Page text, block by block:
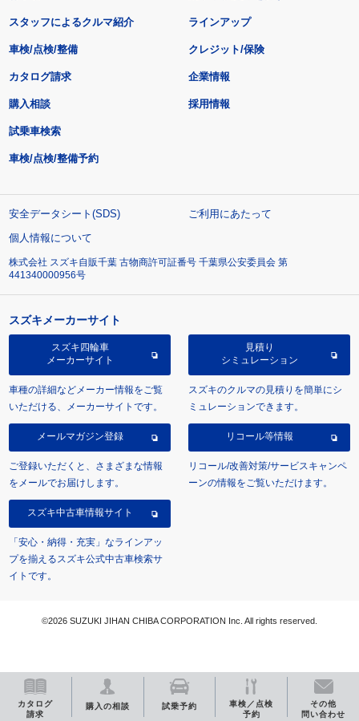
カタログ
請求
購入の相談 試乗予約
車検／点検
予約
その他
問い合わせ
スタッフによるクルマ紹介 ラインアップ
車検/点検/整備 クレジット/保険
カタログ請求
購入相談
試乗車検索
車検/点検/整備予約
企業情報
採用情報
安全データシート(SDS)
ご利用にあたって
個人情報について
株式会社 スズキ自販千葉 古物商許可証番号 千葉県公安委員会 第
441340000956号
スズキメーカーサイト
スズキ四輪車
メーカーサイト
車種の詳細などメーカー情報をご覧
いただける、メーカーサイトです。
見積り
シミュレーション
スズキのクルマの見積りを簡単にシ
ミュレーションできます。
メールマガジン登録
ご登録いただくと、さまざまな情報
をメールでお届けします。
リコール等情報
リコール/改善対策/サービスキャンペ
ーンの情報をご覧いただけます。
スズキ中古車情報サイト
「安心・納得・充実」なラインアッ
プを揃えるスズキ公式中古車検索サ
イトです。
©2026 SUZUKI JIHAN CHIBA CORPORATION Inc. All rights reserved.